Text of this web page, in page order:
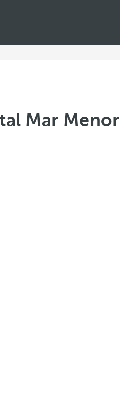
Mar Menor